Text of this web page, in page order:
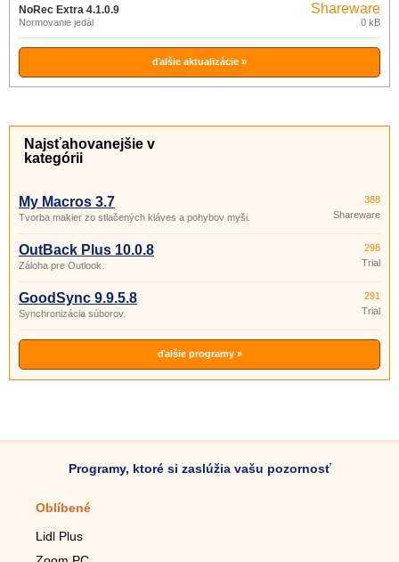
NoRec Extra 4.1.0.9
Normovanie jedál
Shareware
0 kB
ďalšie aktualizácie »
Najsťahovanejšie v
kategórii
My Macros 3.7
Tvorba makier zo stlačených kláves a pohybov myši.
388
Shareware
OutBack Plus 10.0.8
Záloha pre Outlook.
298
Trial
GoodSync 9.9.5.8
Synchronizácia súborov.
291
Trial
ďalšie programy »
Programy, ktoré si zaslúžia vašu pozornosť
Oblíbené
Lidl Plus